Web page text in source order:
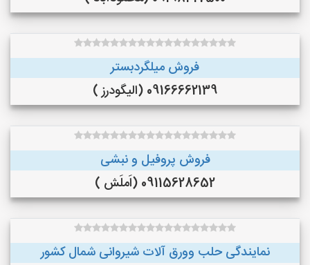
فروش میلگردبستر
09166662139 (الیگودرز )
فروش پروفیل و نبشی
09115628652 (اَملَش )
نمایندگی حلب وورق آلات شیروانی شمال کشور